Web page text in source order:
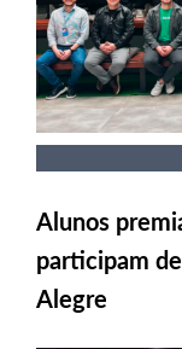
Alunos
participam
Alegre